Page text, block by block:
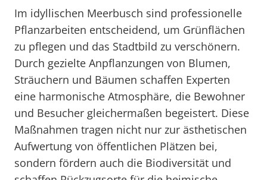
Im idyllischen Meerbusch sind professionelle
Pflanzarbeiten entscheidend, um Grünflächen
zu pflegen und das Stadtbild zu verschönern.
Durch gezielte Anpflanzungen von Blumen,
Sträuchern und Bäumen schaffen Experten
eine harmonische Atmosphäre, die Bewohner
und Besucher gleichermaßen begeistert. Diese
Maßnahmen tragen nicht nur zur ästhetischen
Aufwertung von öffentlichen Plätzen bei,
sondern fördern auch die Biodiversität und